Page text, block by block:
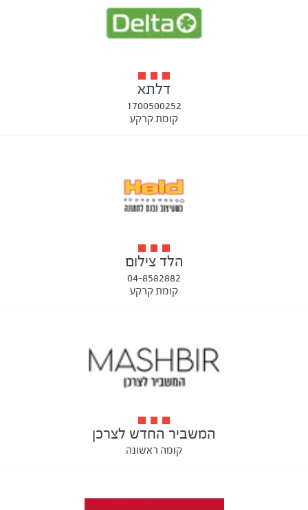
דלתא
1700500252
קומת קרקע
הלד צילום
04-8582882
קומת קרקע
המשביר החדש לצרכן
קומה ראשונה